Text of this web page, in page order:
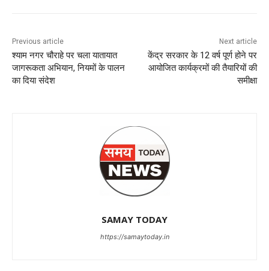
Previous article
श्याम नगर चौराहे पर चला यातायात
जागरूकता अभियान, नियमों के पालन
का दिया संदेश
Next article
केंद्र सरकार के 12 वर्ष पूर्ण होने पर
आयोजित कार्यक्रमों की तैयारियों की
समीक्षा
SAMAY TODAY
https://samaytoday.in